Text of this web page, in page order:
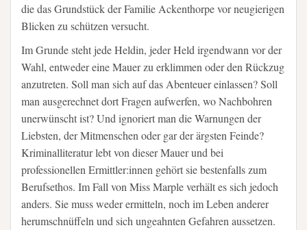
die das Grundstück der Familie Ackenthorpe vor neugierigen
Blicken zu schützen versucht.
Im Grunde steht jede Heldin, jeder Held irgendwann vor der
Wahl, entweder eine Mauer zu erklimmen oder den Rückzug
anzutreten. Soll man sich auf das Abenteuer einlassen? Soll
man ausgerechnet dort Fragen aufwerfen, wo Nachbohren
unerwünscht ist? Und ignoriert man die Warnungen der
Liebsten, der Mitmenschen oder gar der ärgsten Feinde?
Kriminalliteratur lebt von dieser Mauer und bei
professionellen Ermittler:innen gehört sie bestenfalls zum
Berufsethos. Im Fall von Miss Marple verhält es sich jedoch
anders. Sie muss weder ermitteln, noch im Leben anderer
herumschnüffeln und sich ungeahnten Gefahren aussetzen.